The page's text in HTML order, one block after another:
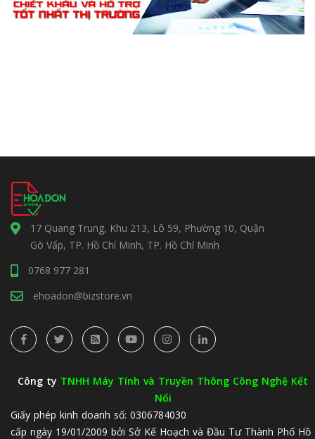
17 Quang Trung, Khu 213, Lô 59, Phường 10, Quận
Gò Vấp, TP. Hồ Chí Minh, TP. Hồ Chí Minh
0768 977 281
ehoadon@bizstore.vn
Công ty TNHH Máy Tính và Truyền Thông Công Nghệ Kết
Nối
Giấy phép kinh doanh số: 0306784030
cấp ngày 19/01/2009 bởi Sở Kế Hoạch và Đầu Tư Thành Phố Hồ